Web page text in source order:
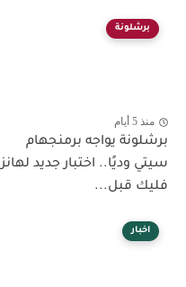
برشلونة
منذ 5 أيام
برشلونة يواجه برمنجهام
سيتي وديًا.. اختبار جديد لهانز
فليك قبل...
اخبار